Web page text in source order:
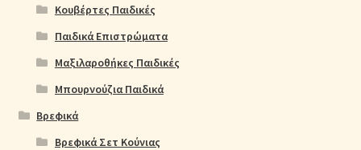
Κουβέρτες Παιδικές
Παιδικά Επιστρώματα
Μαξιλαροθήκες Παιδικές
Μπουρνούζια Παιδικά
Βρεφικά
Βρεφικά Σετ Κούνιας